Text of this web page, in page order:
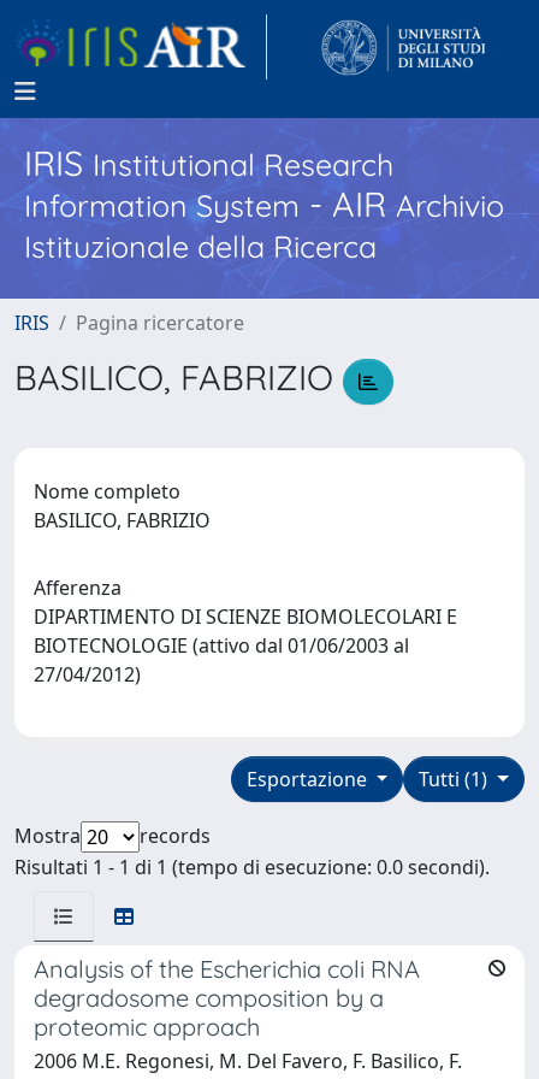
IRISInstitutional Research
Information System - AIR Archivio
Istituzionale della Ricerca
IRIS Pagina ricercatore
BASILICO, FABRIZIO
Nome completo
BASILICO, FABRIZIO
Afferenza
DIPARTIMENTO DI SCIENZE BIOMOLECOLARI E
BIOTECNOLOGIE (attivo dal 01/06/2003 al
27/04/2012)
Tutti (1)
Esportazione
Mostra
records
Risultati 1 - 1 di 1 (tempo di esecuzione: 0.0 secondi).
Analysis of the Escherichia coli RNA
degradosome composition by a
proteomic approach
2006 M.E. Regonesi, M. Del Favero, F. Basilico, F.